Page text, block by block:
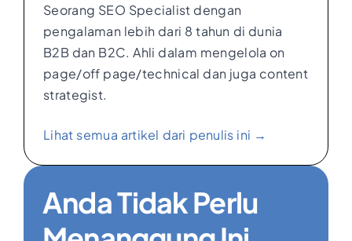
Seorang SEO Specialist dengan
pengalaman lebih dari 8 tahun di dunia
B2B dan B2C. Ahli dalam mengelola on
page/off page/technical dan juga content
strategist.
Lihat semua artikel dari penulis ini →
Anda Tidak Perlu